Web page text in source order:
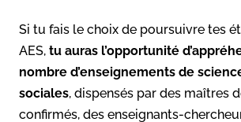
Si tu fais le choix de poursuivre tes
AES, tu auras l’opportunité
nombre d’enseignements de
sociales, dispensés par des maîtres
confirmés, des enseignants-